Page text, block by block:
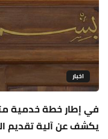
اخبار
في إطار خطة خدمية
يكشف عن آلية تقديم